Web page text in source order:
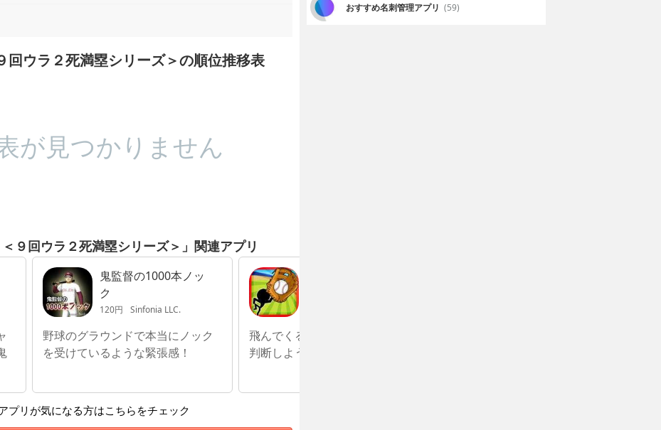
回ウラ２死満塁シリーズ＞の順位推移表
が見つかりません
９回ウラ２死満塁シリーズ＞」関連アプリ
鬼監督の1000本ノッ
ク
120円 Sinfonia LLC.
野球のグラウンドで本当にノック
を受けているような緊張感！
飛んでくるボールの種類を的確に
判断しよう
プリが気になる方はこちらをチェック
おすすめ名刺管理アプリ (59)